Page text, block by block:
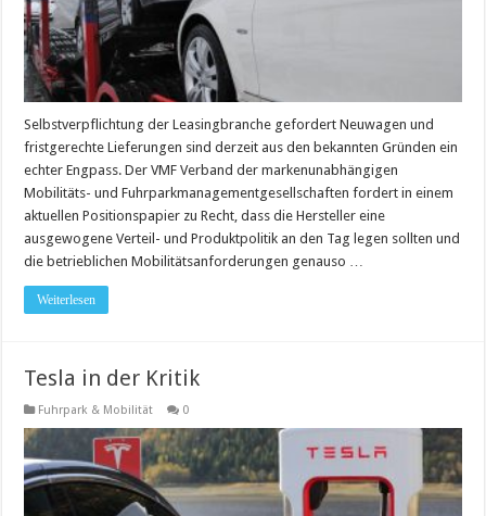
Selbstverpflichtung der Leasingbranche gefordert Neuwagen und
fristgerechte Lieferungen sind derzeit aus den bekannten Gründen ein
echter Engpass. Der VMF Verband der markenunabhängigen
Mobilitäts- und Fuhrparkmanagementgesellschaften fordert in einem
aktuellen Positionspapier zu Recht, dass die Hersteller eine
ausgewogene Verteil- und Produktpolitik an den Tag legen sollten und
die betrieblichen Mobilitätsanforderungen genauso …
Weiterlesen
Tesla in der Kritik
Fuhrpark & Mobilität 0